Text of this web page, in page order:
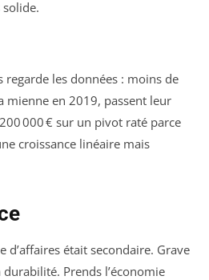
regarde les données : moins de
mienne en 2019, passent leur
000 € sur un pivot raté parce
croissance linéaire mais
d’affaires était secondaire. Grave
Prends l’économie